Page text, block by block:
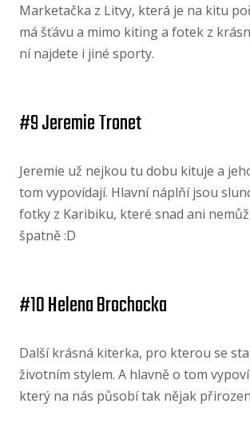
Marketačka z Litvy, která je na kitu
má šťávu a mimo kiting a fotek z
ní najdete i jiné sporty.
#9 Jeremie Tronet
Jeremie už nejkou tu dobu kituje a
tom vypovídají. Hlavní náplňí jsou
fotky z Karibiku, které snad ani
špatně :D
#10 Helena Brochocka
Další krásná kiterka, pro kterou se
životním stylem. A hlavně o tom
který na nás působí tak nějak